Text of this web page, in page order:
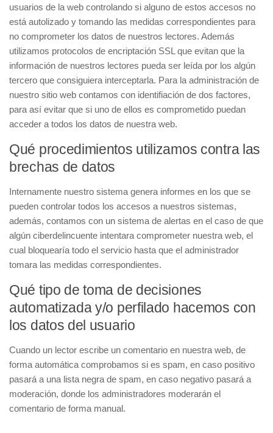
usuarios de la web controlando si alguno de estos accesos no
está autolizado y tomando las medidas correspondientes para
no comprometer los datos de nuestros lectores. Además
utilizamos protocolos de encriptación SSL que evitan que la
información de nuestros lectores pueda ser leída por los algún
tercero que consiguiera interceptarla. Para la administración de
nuestro sitio web contamos con identifiación de dos factores,
para así evitar que si uno de ellos es comprometido puedan
acceder a todos los datos de nuestra web.
Qué procedimientos utilizamos contra las
brechas de datos
Internamente nuestro sistema genera informes en los que se
pueden controlar todos los accesos a nuestros sistemas,
además, contamos con un sistema de alertas en el caso de que
algún ciberdelincuente intentara comprometer nuestra web, el
cual bloquearía todo el servicio hasta que el administrador
tomara las medidas correspondientes.
Qué tipo de toma de decisiones
automatizada y/o perfilado hacemos con
los datos del usuario
Cuando un lector escribe un comentario en nuestra web, de
forma automática comprobamos si es spam, en caso positivo
pasará a una lista negra de spam, en caso negativo pasará a
moderación, donde los administradores moderarán el
comentario de forma manual.